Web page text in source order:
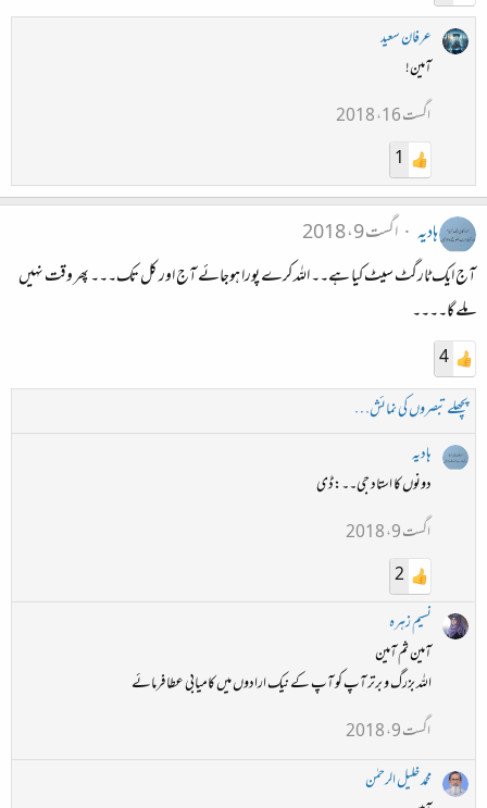
عرفان سعید
آمین!
اگست 16، 2018
1
ہادیہ
اگست 9، 2018
آج ایک ٹارگٹ سیٹ کیا ہے۔۔ اللہ کرے پورا ہوجائے آج اور کل تک۔۔۔ پھر وقت نہیں
ملے گا۔۔۔۔
4
پچھلے تبصروں کی نمائش…
ہادیہ
دونوں کا استاد جی۔۔:ڈی
اگست 9، 2018
2
نسیم زہرہ
آمین ثم آمین
اللہ بزرگ و برتر آپ کو آپ کے نیک ارادوں میں کامیابی عطا فرمائے
اگست 9، 2018
محمد خلیل الرحمٰن